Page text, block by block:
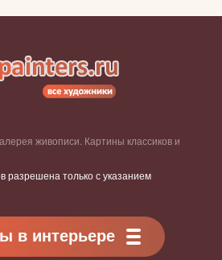
живописи. Картины классиков и
разрешена только с указанием
в интерьере